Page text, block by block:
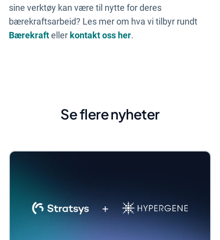
sine verktøy kan være til nytte for deres
bærekraftsarbeid? Les mer om hva vi tilbyr rundt
Bærekrafteller kontakt oss her.
Se flere nyheter